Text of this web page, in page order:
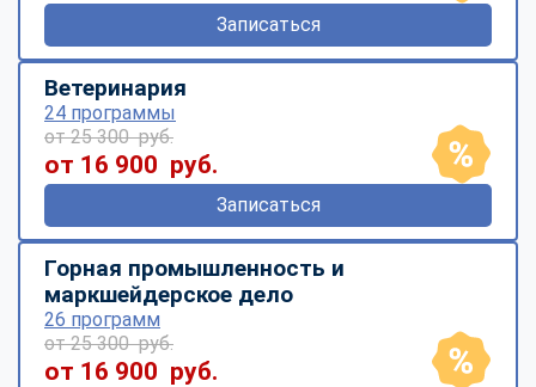
Записаться
Ветеринария
24 программы
от 25 300 руб.
от 16 900 руб.
Записаться
Горная промышленность и
маркшейдерское дело
26 программ
от 25 300 руб.
от 16 900 руб.